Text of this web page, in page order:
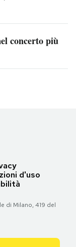
concerto più
d'uso
di Milano, 419 del